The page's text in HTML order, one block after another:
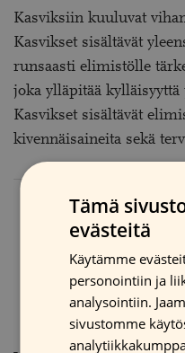
Kasviksiin kuuluvat
Kasvikset sisältävät
runsaasti elimistölle
joka ylläpitää kylläisyyttä
Kasvikset sisältävät
kivennäisaineita sekä
Vilja- ja
Tämä
evästeitä
Käytämme
personointiin ja
analysointiin.
sivustomme